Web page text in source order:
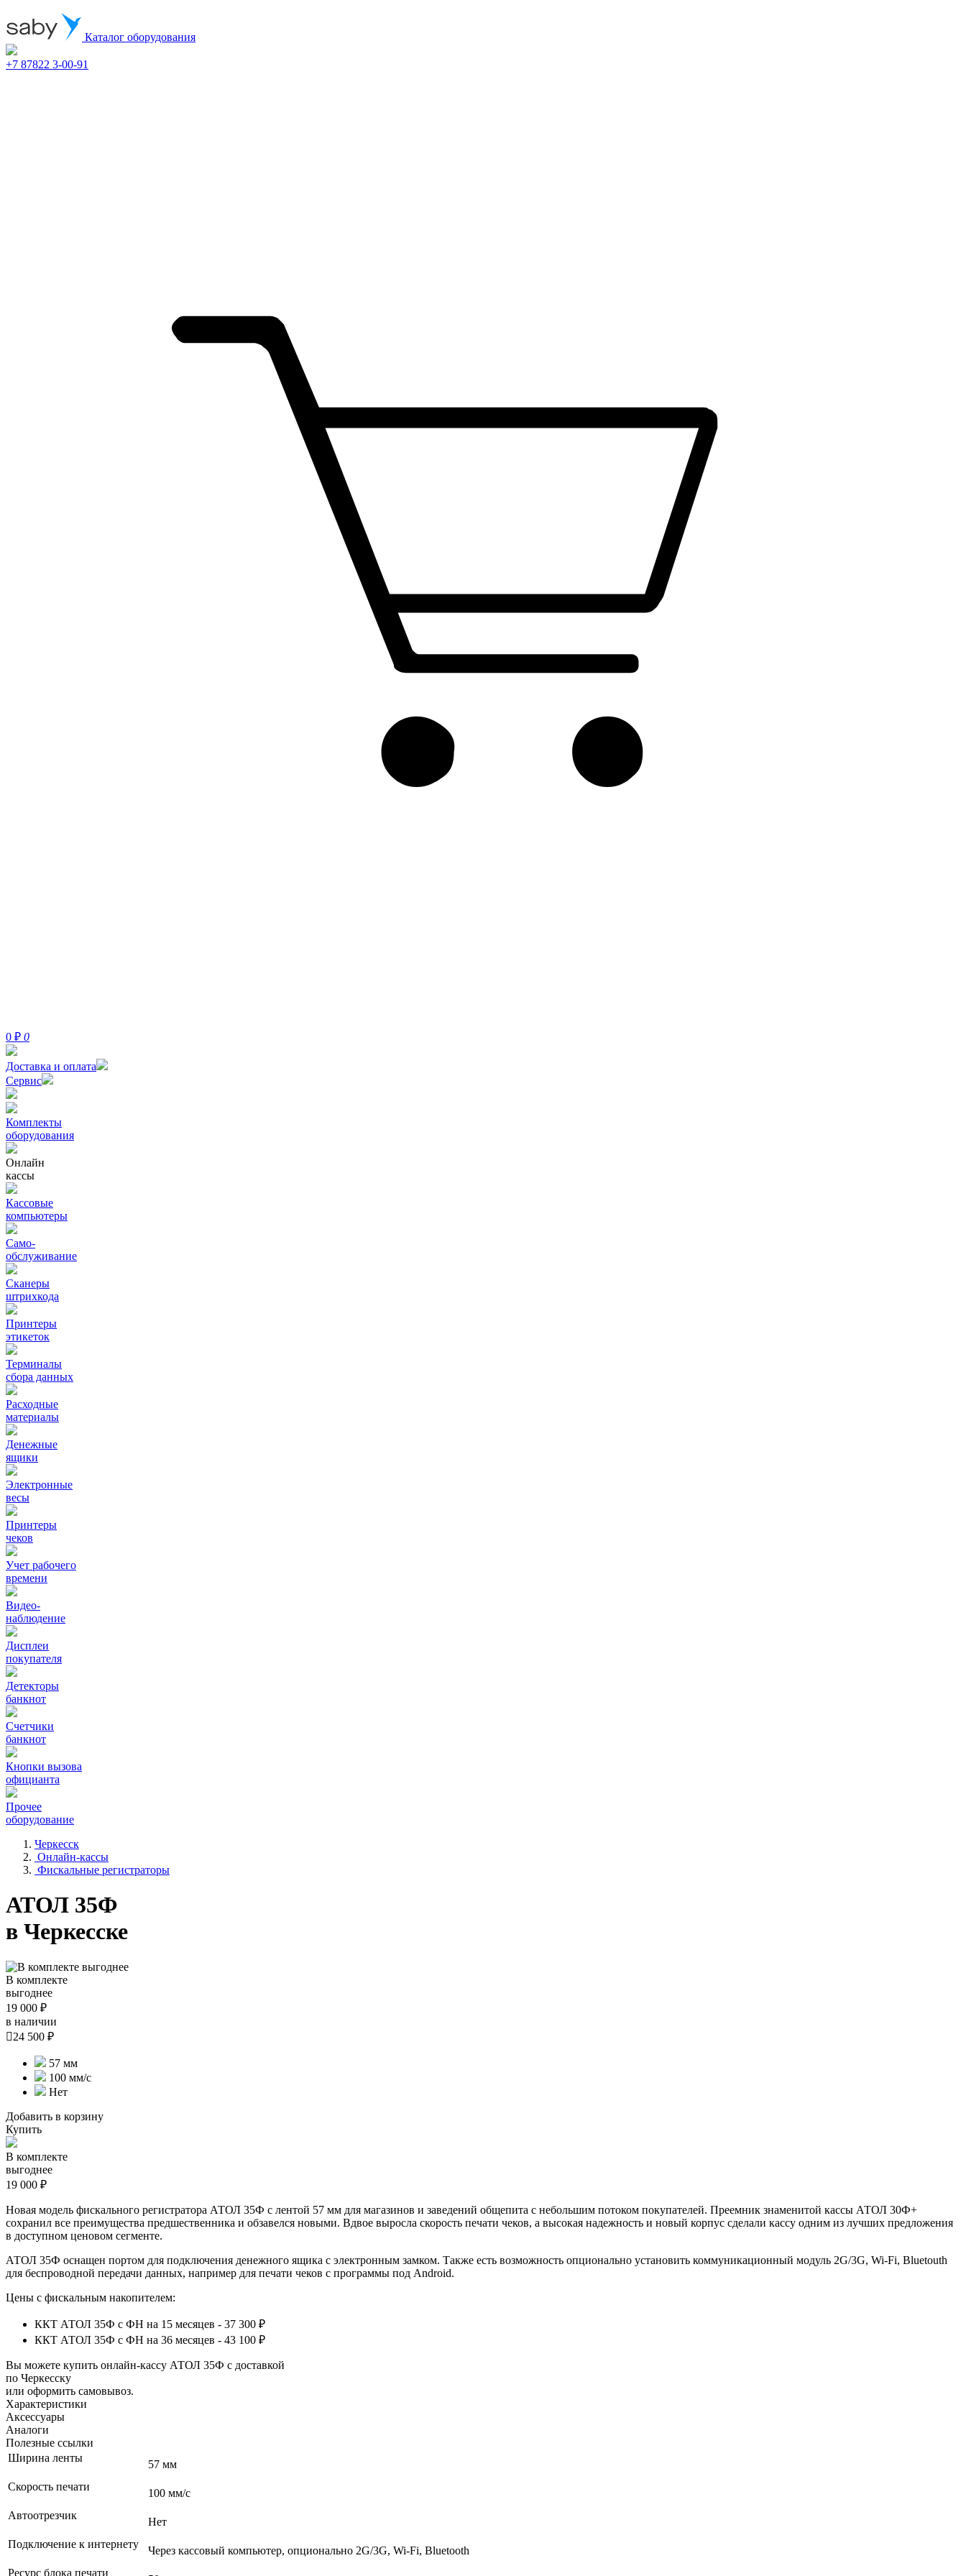
Каталог оборудования
+7 87822 3-00-91
0 ₽ 0
Доставка и оплата
Сервис
Комплекты
оборудования
Онлайн
кассы
Кассовые
компьютеры
Само-
обслуживание
Сканеры
штрихкода
Принтеры
этикеток
Терминалы
сбора данных
Расходные
материалы
Денежные
ящики
Электронные
весы
Принтеры
чеков
Учет рабочего
времени
Видео‑
наблюдение
Дисплеи
покупателя
Детекторы
банкнот
Счетчики
банкнот
Кнопки вызова
официанта
Прочее
оборудование
Черкесск
Онлайн-кассы
Фискальные регистраторы
АТОЛ 35Ф
в Черкесске
В комплекте
выгоднее
19 000 ₽
в наличии
24 500 ₽
57 мм
100 мм/с
Нет
Добавить в корзину
Купить
В комплекте
выгоднее
19 000 ₽
Новая модель фискального регистратора АТОЛ 35Ф с лентой 57 мм для магазинов и заведений общепита с небольшим потоком покупателей. Преемник знаменитой кассы АТОЛ 30Ф+
сохранил все преимущества предшественника и обзавелся новыми. Вдвое выросла скорость печати чеков, а высокая надежность и новый корпус сделали кассу одним из лучших предложения
в доступном ценовом сегменте.
АТОЛ 35Ф оснащен портом для подключения денежного ящика с электронным замком. Также есть возможность опционально установить коммуникационный модуль 2G/3G, Wi-Fi, Bluetouth
для беспроводной передачи данных, например для печати чеков с программы под Android.
Цены с фискальным накопителем:
ККТ АТОЛ 35Ф с ФН на 15 месяцев - 37 300 ₽
ККТ АТОЛ 35Ф с ФН на 36 месяцев - 43 100 ₽
Вы можете купить онлайн‑кассу АТОЛ 35Ф с доставкой
по Черкесску
или оформить самовывоз.
Характеристики
Аксессуары
Аналоги
Полезные ссылки
Ширина ленты
57 мм
Скорость печати
100 мм/с
Автоотрезчик
Нет
Подключение к интернету
Через кассовый компьютер, опционально 2G/3G, Wi-Fi, Bluetooth
Ресурс блока печати